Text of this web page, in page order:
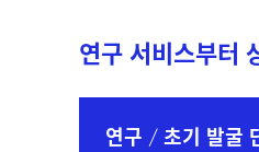
연구 서비스부
연구 / 초기 발굴